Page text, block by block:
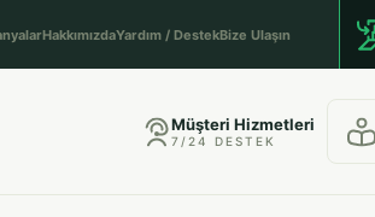
HakkımızdaYardım / DestekBize Ulaşın
Müşteri Hizmetleri
7/24 DESTEK